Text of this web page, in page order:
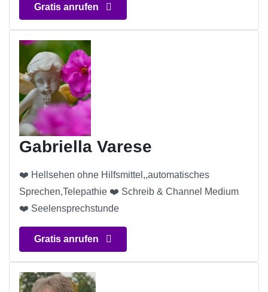
Gratis anrufen
Gabriella Varese
❤️ Hellsehen ohne Hilfsmittel,,automatisches
Sprechen,Telepathie ❤️ Schreib & Channel Medium
❤️ Seelensprechstunde
Gratis anrufen